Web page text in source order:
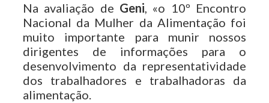
Na avaliação de Geni, «o 10º Encontro
Nacional da Mulher da Alimentação foi
muito importante para munir nossos
dirigentes de informações para o
desenvolvimento da representatividade
dos trabalhadores e trabalhadoras da
alimentação.